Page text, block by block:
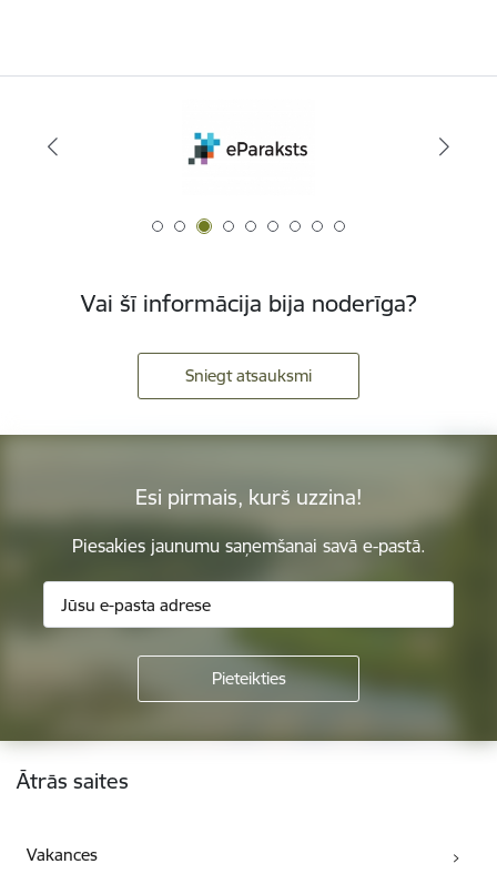
Vai šī informācija bija noderīga?
Sniegt atsauksmi
Esi pirmais, kurš uzzina!
Piesakies jaunumu saņemšanai savā e-pastā.
Kājene
Ātrās saites
Vakances